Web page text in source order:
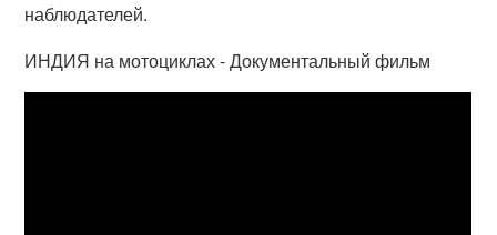
наблюдателей.
ИНДИЯ на мотоциклах - Документальный фильм